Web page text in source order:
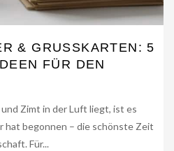
& GRUSSKARTEN: 5 K
FÜR DEN D
Zimt in der Luft liegt, ist es
hat begonnen – die schönste Zeit
Für...